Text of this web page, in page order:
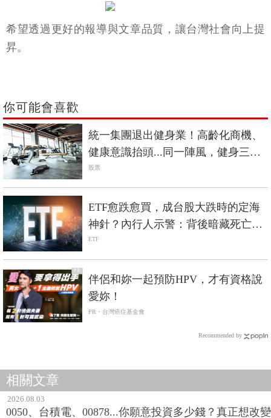
希望透過更好的報導與文章品質，讓台灣社會向上提
昇。
你可能會喜歡
統一集團退出健身業！高齡化商機、
健康意識抬頭...同一陣風，健身三巨
頭命運大不同？
股票
ETF愈跌愈買，成台股大跌時的定海
神針？內行人示警：背後暗藏死亡螺
旋風險
ETF
PR
伴侶和妳一起預防HPV，才有資格說
愛妳！
PR・台灣癌症基金會
Recommended by
相關文章
2026.08.03
0050、台積電、00878...你願意投資多少錢？真正想改變